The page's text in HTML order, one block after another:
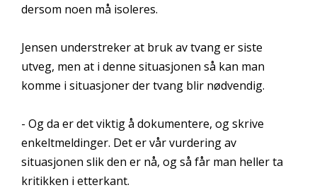
dersom noen må isoleres.
Jensen understreker at bruk av tvang er siste
utveg, men at i denne situasjonen så kan man
komme i situasjoner der tvang blir nødvendig.
- Og da er det viktig å dokumentere, og skrive
enkeltmeldinger. Det er vår vurdering av
situasjonen slik den er nå, og så får man heller ta
kritikken i etterkant.